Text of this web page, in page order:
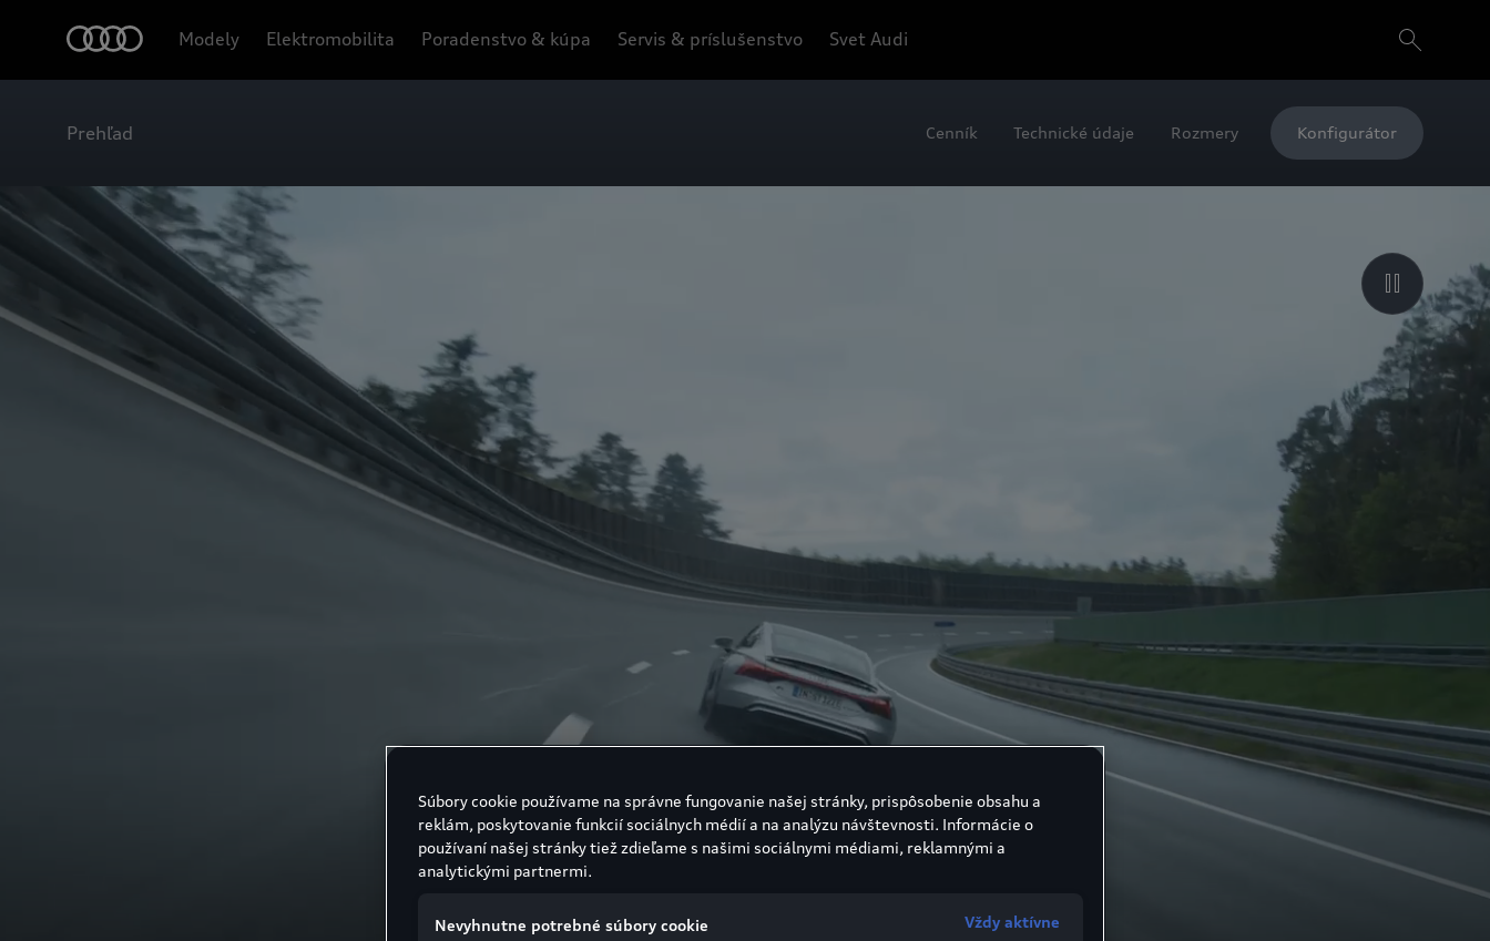
Modely Elektromobilita Poradenstvo & kúpa Servis & príslušenstvo Svet Audi
Prehľad Cenník Technické údaje Rozmery Konfigurátor
Súbory cookie používame na správne fungovanie našej stránky, prispôsobenie obsahu a
reklám, poskytovanie funkcií sociálnych médií a na analýzu návštevnosti. Informácie o
používaní našej stránky tiež zdieľame s našimi sociálnymi médiami, reklamnými a
analytickými partnermi.
Nevyhnutne potrebné súbory cookie Vždy aktívne